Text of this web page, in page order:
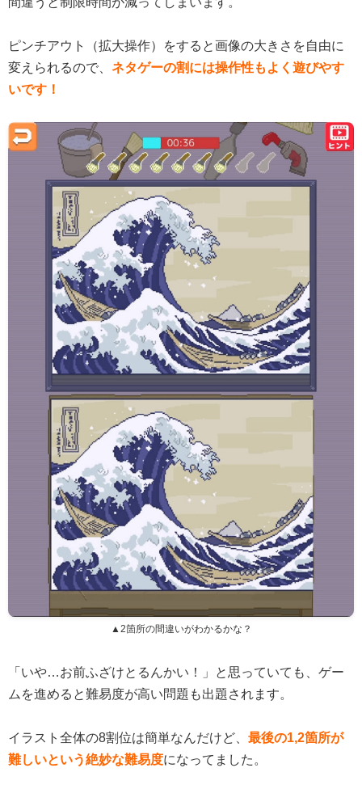
ピンチアウト（拡大操作）をすると画像の大きさを自由に
変えられるので、 ネタゲーの割には操作性もよく遊びやす
いです！
▲2箇所の間違いがわかるかな？
「いや…お前ふざけとるんかい！」と思っていても、ゲー
ムを進めると難易度が高い問題も出題されます。
イラスト全体の8割位は簡単なんだけど、 最後の1,2箇所が
難しいという絶妙な難易度になってました。